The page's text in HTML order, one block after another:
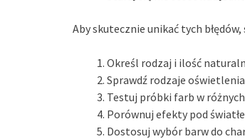
Aby skutecznie unikać tych
Określ rodzaj i ilość
Sprawdź rodzaje
Testuj próbki farb w
Porównuj efekty pod
Dostosuj wybór barw do